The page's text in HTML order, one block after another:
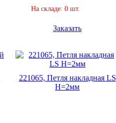
На складе: 0 шт.
Заказать
221065, Петля накладная LS
H=2мм